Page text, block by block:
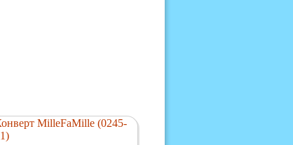
MilleFaMille (0245-